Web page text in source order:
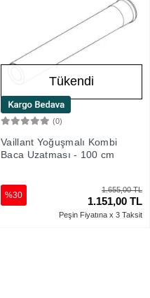
Tükendi
(0)
Vaillant Yoğuşmalı Kombi
Baca Uzatması - 100 cm
1.655,00 TL
1.151,00 TL
%30
Peşin Fiyatına x 3 Taksit